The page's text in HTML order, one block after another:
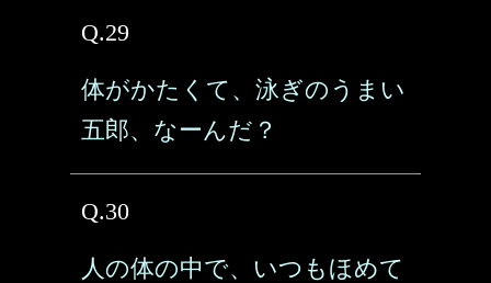
Q.29
体がかたくて、泳ぎのうまい
五郎、なーんだ？
Q.30
人の体の中で、いつもほめて